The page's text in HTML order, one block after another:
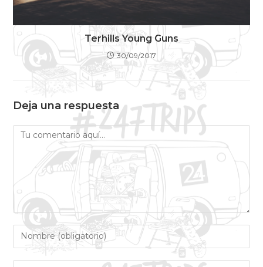
Terhills Young Guns
30/09/2017
Deja una respuesta